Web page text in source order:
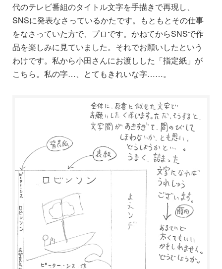
代のテレビ番組のタイトル文字を手描きで再現し、
SNSに発表なさっているかたです。もともとその仕事
をなさっていた方で、プロです。かねてからSNSで作
品を楽しみに見ていました。それでお願いしたという
わけです。私から小田さんにお渡しした「指定紙」が
こちら。私の字…、とてもきれいな字……。